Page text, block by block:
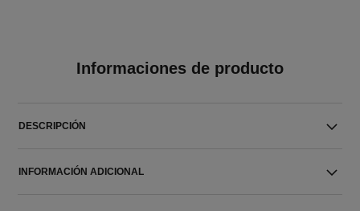
Informaciones de producto
DESCRIPCIÓN
INFORMACIÓN ADICIONAL